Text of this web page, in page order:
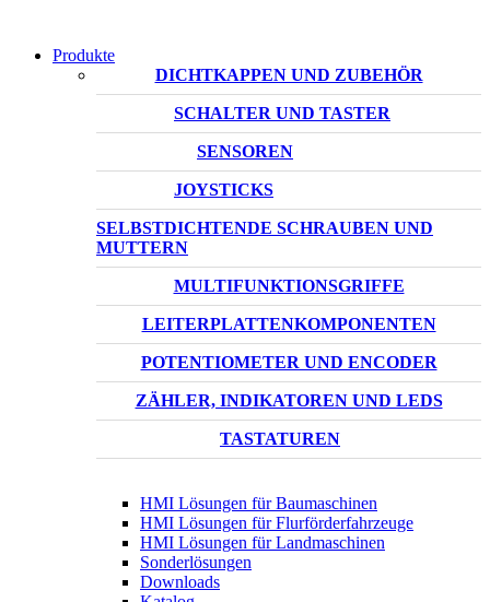
Produkte
DICHTKAPPEN UND ZUBEHÖR
SCHALTER UND TASTER
SENSOREN
JOYSTICKS
SELBSTDICHTENDE SCHRAUBEN UND
MUTTERN
MULTIFUNKTIONSGRIFFE
LEITERPLATTENKOMPONENTEN
POTENTIOMETER UND ENCODER
ZÄHLER, INDIKATOREN UND LEDS
TASTATUREN
HMI Lösungen für Baumaschinen
HMI Lösungen für Flurförderfahrzeuge
HMI Lösungen für Landmaschinen
Sonderlösungen
Downloads